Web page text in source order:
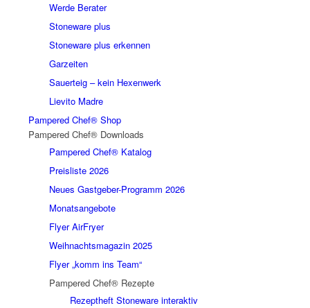
Werde Berater
Stoneware plus
Stoneware plus erkennen
Garzeiten
Sauerteig – kein Hexenwerk
Lievito Madre
Pampered Chef® Shop
Pampered Chef® Downloads
Pampered Chef® Katalog
Preisliste 2026
Neues Gastgeber-Programm 2026
Monatsangebote
Flyer AirFryer
Weihnachtsmagazin 2025
Flyer „komm ins Team“
Pampered Chef® Rezepte
Rezeptheft Stoneware interaktiv